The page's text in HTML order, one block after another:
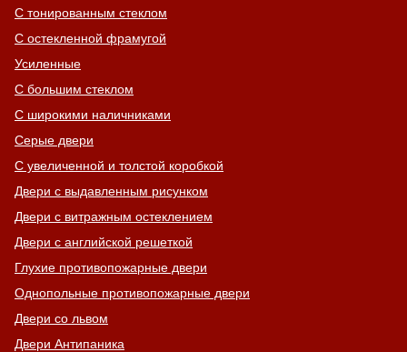
С тонированным стеклом
С остекленной фрамугой
Усиленные
С большим стеклом
С широкими наличниками
Серые двери
С увеличенной и толстой коробкой
Двери с выдавленным рисунком
Двери с витражным остеклением
Двери с английской решеткой
Глухие противопожарные двери
Однопольные противопожарные двери
Двери со львом
Двери Антипаника